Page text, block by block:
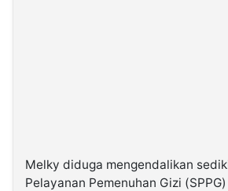
Melky diduga mengendalikan
Pelayanan Pemenuhan Gizi